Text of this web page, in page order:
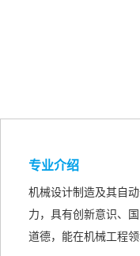
专业介绍
机械设计制造及其自
力，具有创新意识、
道德，能在机械工程